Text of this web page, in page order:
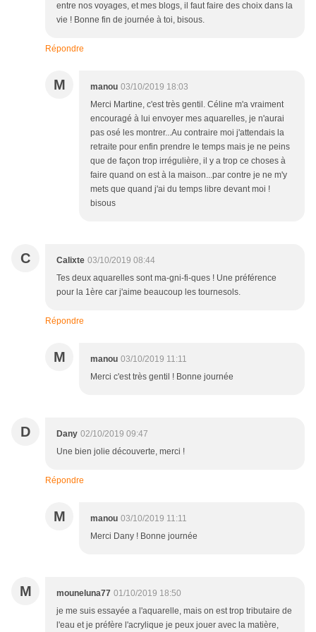
entre nos voyages, et mes blogs, il faut faire des choix dans la
vie ! Bonne fin de journée à toi, bisous.
Répondre
M manou 03/10/2019 18:03
Merci Martine, c'est très gentil. Céline m'a vraiment
encouragé à lui envoyer mes aquarelles, je n'aurai
pas osé les montrer...Au contraire moi j'attendais la
retraite pour enfin prendre le temps mais je ne peins
que de façon trop irrégulière, il y a trop ce choses à
faire quand on est à la maison...par contre je ne m'y
mets que quand j'ai du temps libre devant moi !
bisous
C Calixte 03/10/2019 08:44
Tes deux aquarelles sont ma-gni-fi-ques ! Une préférence
pour la 1ère car j'aime beaucoup les tournesols.
Répondre
M manou 03/10/2019 11:11
Merci c'est très gentil ! Bonne journée
D Dany 02/10/2019 09:47
Une bien jolie découverte, merci !
Répondre
M manou 03/10/2019 11:11
Merci Dany ! Bonne journée
M mouneluna77 01/10/2019 18:50
je me suis essayée a l'aquarelle, mais on est trop tributaire de
l'eau et je préfère l'acrylique je peux jouer avec la matière,